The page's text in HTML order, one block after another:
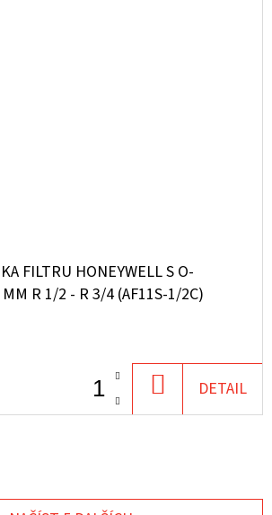
FILTRU HONEYWELL S O-
R 1/2 - R 3/4 (AF11S-1/2C)
KOŠÍKU
DETAIL